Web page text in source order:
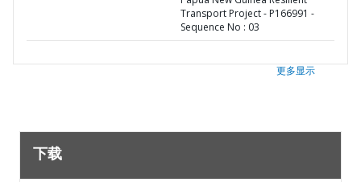
Transport Project - P166991 -
Sequence No : 03
更多显示
下载